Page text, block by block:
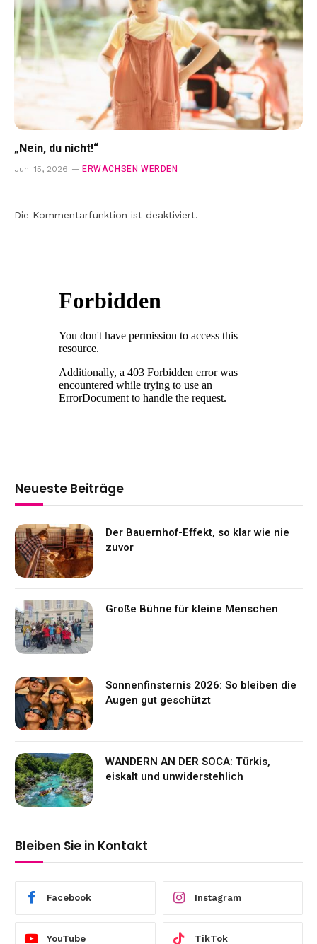
„Nein, du nicht!“
Juni 15, 2026 ERWACHSEN WERDEN
Die Kommentarfunktion ist deaktiviert.
Neueste Beiträge
Der Bauernhof-Effekt, so klar wie nie
zuvor
Große Bühne für kleine Menschen
Sonnenfinsternis 2026: So bleiben die
Augen gut geschützt
WANDERN AN DER SOCA: Türkis,
eiskalt und unwiderstehlich
Bleiben Sie in Kontakt
Facebook Instagram
YouTube TikTok